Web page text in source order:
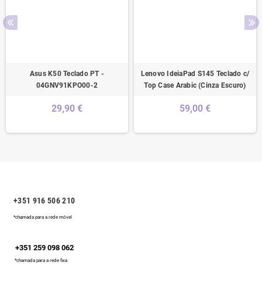
Asus K50 Teclado PT -
04GNV91KPO00-2
29,90 €
Lenovo IdeiaPad S145 Teclado c/
Top Case Arabic (Cinza Escuro)
59,00 €
+351 916 506 210
*chamada para a rede móvel
+351 259 098 062
*chamada para a rede fixa